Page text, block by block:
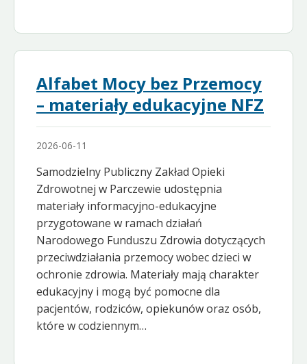
Alfabet Mocy bez Przemocy
– materiały edukacyjne NFZ
2026-06-11
Samodzielny Publiczny Zakład Opieki
Zdrowotnej w Parczewie udostępnia
materiały informacyjno-edukacyjne
przygotowane w ramach działań
Narodowego Funduszu Zdrowia dotyczących
przeciwdziałania przemocy wobec dzieci w
ochronie zdrowia. Materiały mają charakter
edukacyjny i mogą być pomocne dla
pacjentów, rodziców, opiekunów oraz osób,
które w codziennym…